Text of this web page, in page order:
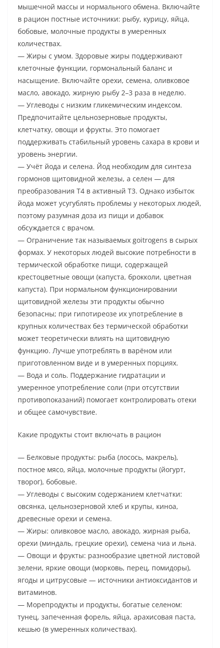
мышечной массы и нормального обмена. Включайте
в рацион постные источники: рыбу, курицу, яйца,
бобовые, молочные продукты в умеренных
количествах.
— Жиры с умом. Здоровые жиры поддерживают
клеточные функции, гормональный баланс и
насыщение. Включайте орехи, семена, оливковое
масло, авокадо, жирную рыбу 2–3 раза в неделю.
— Углеводы с низким гликемическим индексом.
Предпочитайте цельнозерновые продукты,
клетчатку, овощи и фрукты. Это помогает
поддерживать стабильный уровень сахара в крови и
уровень энергии.
— Учёт йода и селена. Йод необходим для синтеза
гормонов щитовидной железы, а селен — для
преобразования Т4 в активный Т3. Однако избыток
йода может усугублять проблемы у некоторых людей,
поэтому разумная доза из пищи и добавок
обсуждается с врачом.
— Ограничение так называемых goitrogens в сырых
формах. У некоторых людей высокие потребности в
термической обработке пищи, содержащей
крестоцветные овощи (капуста, брокколи, цветная
капуста). При нормальном функционировании
щитовидной железы эти продукты обычно
безопасны; при гипотиреозе их употребление в
крупных количествах без термической обработки
может теоретически влиять на щитовидную
функцию. Лучше употреблять в варёном или
приготовленном виде и в умеренных порциях.
— Вода и соль. Поддержание гидратации и
умеренное употребление соли (при отсутствии
противопоказаний) помогает контролировать отеки
и общее самочувствие.
Какие продукты стоит включать в рацион
— Белковые продукты: рыба (лосось, макрель),
постное мясо, яйца, молочные продукты (йогурт,
творог), бобовые.
— Углеводы с высоким содержанием клетчатки:
овсянка, цельнозерновой хлеб и крупы, киноа,
древесные орехи и семена.
— Жиры: оливковое масло, авокадо, жирная рыба,
орехи (миндаль, грецкие орехи), семена чиа и льна.
— Овощи и фрукты: разнообразие цветной листовой
зелени, яркие овощи (морковь, перец, помидоры),
ягоды и цитрусовые — источники антиоксидантов и
витаминов.
— Морепродукты и продукты, богатые селеном:
тунец, запеченная форель, яйца, арахисовая паста,
кешью (в умеренных количествах).